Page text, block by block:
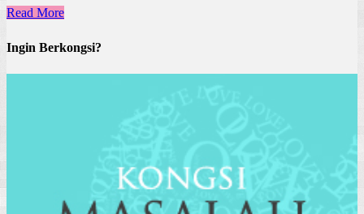
Read More
Ingin Berkongsi?